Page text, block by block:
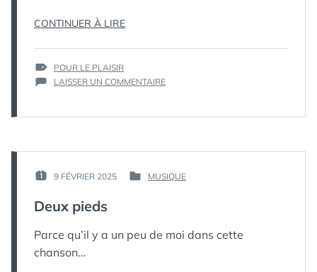
CONTINUER À LIRE« BOSSA »
ÉTIQUETTES :
POUR LE PLAISIR
LAISSER UN COMMENTAIRESUR
PUBLIÉ
9 FÉVRIER 2025
PAR :
PUBLIÉ
MUSIQUE
Deux pieds
Parce qu’il y a un peu de moi dans cette
chanson…